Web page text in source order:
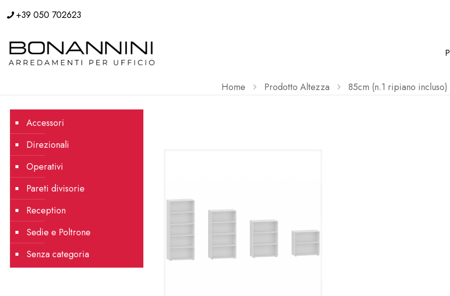
+39 050 702623
Home Prodotto Altezza 85cm (n.1 ripiano incluso)
Accessori
Direzionali
Operativi
Pareti divisorie
Reception
Sedie e Poltrone
Senza categoria